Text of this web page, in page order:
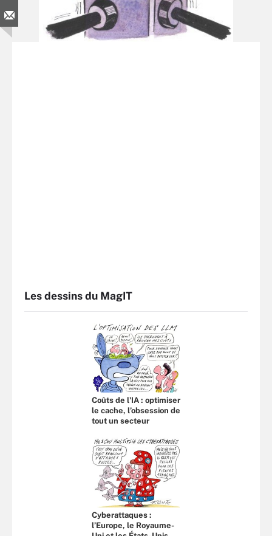
Les dessins du MagIT
Coûts de l'IA : optimiser
le cache, l’obsession de
tout un secteur
Cyberattaques :
l’Europe, le Royaume-